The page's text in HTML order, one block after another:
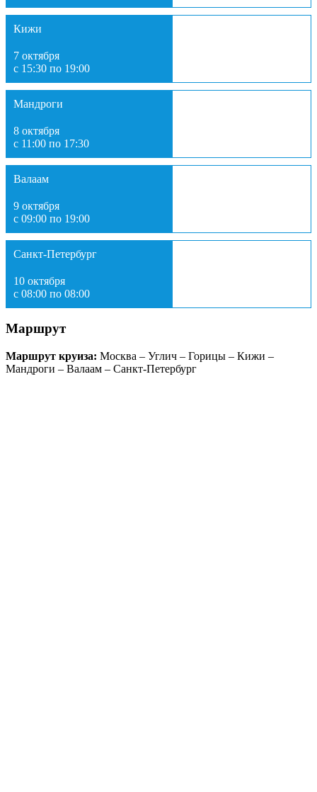
Кижи
7 октября
с 15:30 по 19:00
Мандроги
8 октября
с 11:00 по 17:30
Валаам
9 октября
с 09:00 по 19:00
Санкт-Петербург
10 октября
с 08:00 по 08:00
Маршрут
Маршрут круиза: Москва – Углич – Горицы – Кижи –
Мандроги – Валаам – Санкт-Петербург